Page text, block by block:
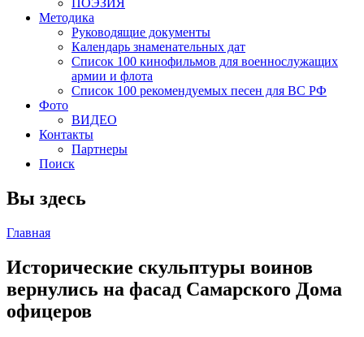
ПОЭЗИЯ
Методика
Руководящие документы
Календарь знаменательных дат
Список 100 кинофильмов для военнослужащих
армии и флота
Список 100 рекомендуемых песен для ВС РФ
Фото
ВИДЕО
Контакты
Партнеры
Поиск
Вы здесь
Главная
Исторические скульптуры воинов
вернулись на фасад Самарского Дома
офицеров